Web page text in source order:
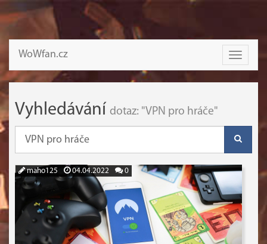
Toggle
WoWfan.cz
Vyhledávání dotaz: "VPN pro hráče"
maho125 04.04.2022 0